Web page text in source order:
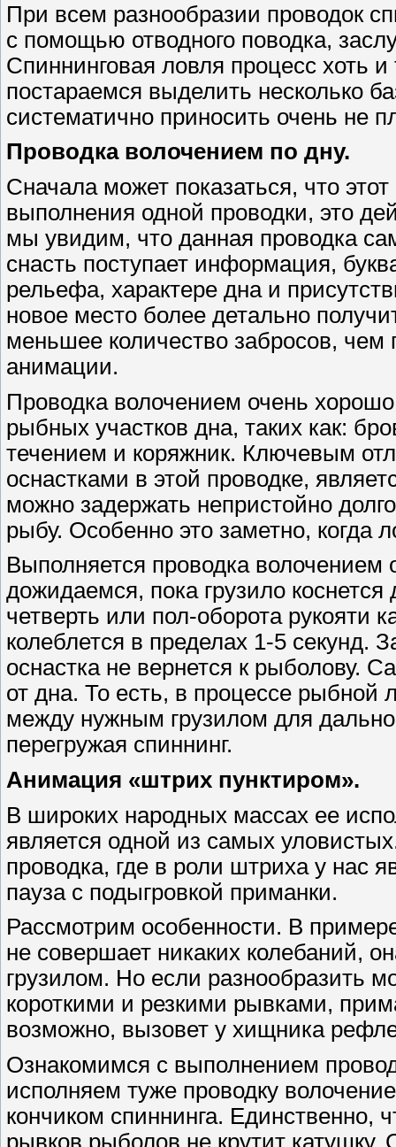
При всем разнообразии проводок
с помощью отводного поводка,
Спиннинговая ловля процесс хоть
постараемся выделить несколько
систематично приносить очень не
Проводка волочением по дну.
Сначала может показаться, что
выполнения одной проводки, это
мы увидим, что данная проводка
снасть поступает информация,
рельефа, характере дна и
новое место более детально
меньшее количество забросов, чем
анимации.
Проводка волочением очень
рыбных участков дна, таких как:
течением и коряжник. Ключевым
оснастками в этой проводке,
можно задержать непристойно
рыбу. Особенно это заметно, когда
Выполняется проводка
дожидаемся, пока грузило
четверть или пол-оборота рукояти
колеблется в пределах 1-5 секунд.
оснастка не вернется к рыболову.
от дна. То есть, в процессе рыбной
между нужным грузилом для
перегружая спиннинг.
Анимация «штрих пунктиром».
В широких народных массах ее
является одной из самых
проводка, где в роли штриха у нас
пауза с подыгровкой приманки.
Рассмотрим особенности. В
не совершает никаких колебаний,
грузилом. Но если разнообразить
короткими и резкими рывками,
возможно, вызовет у хищника
Ознакомимся с выполнением
исполняем туже проводку
кончиком спиннинга. Единственно,
рывков рыболов не крутит